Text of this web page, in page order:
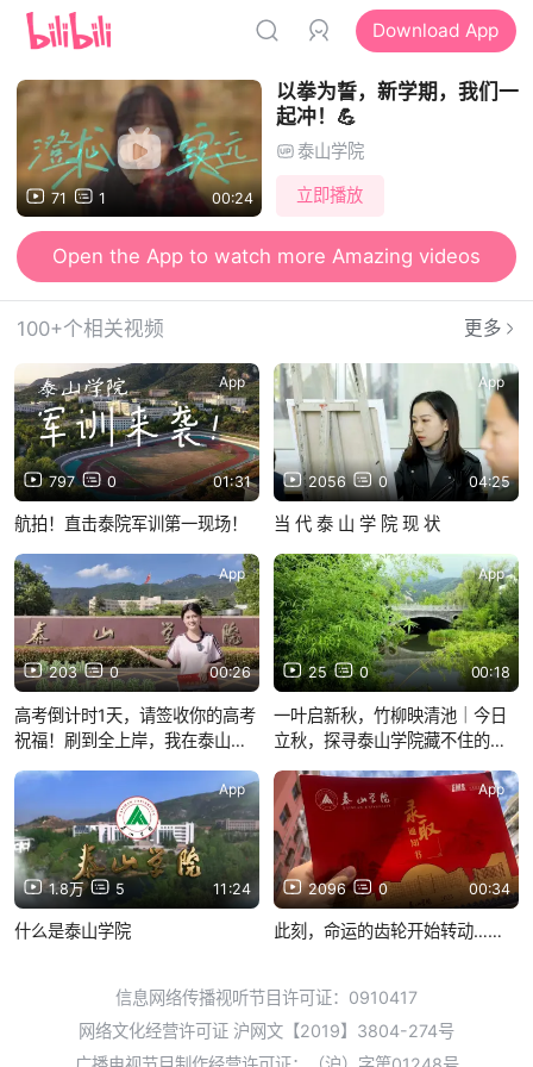
Download App
71 1 00:24
以拳为誓，新学期，我们一
起冲！💪
泰山学院
立即播放
Open the App to watch more Amazing videos
100+个相关视频 更多
797 0 01:31
App
航拍！直击泰院军训第一现场！
2056 0 04:25
App
当 代 泰 山 学 院 现 状
203 0 00:26
App
高考倒计时1天，请签收你的高考
祝福！刷到全上岸，我在泰山学
25 0 00:18
App
一叶启新秋，竹柳映清池｜今日
立秋，探寻泰山学院藏不住的亭
1.8万 5 11:24
App
什么是泰山学院
2096 0 00:34
App
此刻，命运的齿轮开始转动……
信息网络传播视听节目许可证：0910417
网络文化经营许可证 沪网文【2019】3804-274号